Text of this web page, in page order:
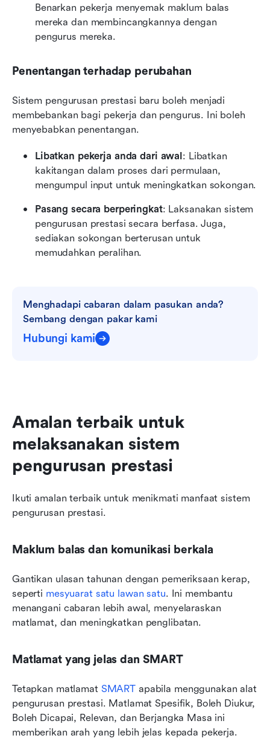
Benarkan pekerja menyemak maklum balas
mereka dan membincangkannya dengan
pengurus mereka.
Penentangan terhadap perubahan
Sistem pengurusan prestasi baru boleh menjadi
membebankan bagi pekerja dan pengurus. Ini boleh
menyebabkan penentangan.
Libatkan pekerja anda dari awal : Libatkan
kakitangan dalam proses dari permulaan,
mengumpul input untuk meningkatkan sokongan.
Pasang secara berperingkat: Laksanakan sistem
pengurusan prestasi secara berfasa. Juga,
sediakan sokongan berterusan untuk
memudahkan peralihan.
Menghadapi cabaran dalam pasukan anda?
Sembang dengan pakar kami
Hubungi kami
Amalan terbaik untuk
melaksanakan sistem
pengurusan prestasi
Ikuti amalan terbaik untuk menikmati manfaat sistem
pengurusan prestasi.
Maklum balas dan komunikasi berkala
Gantikan ulasan tahunan dengan pemeriksaan kerap,
seperti mesyuarat satu lawan satu. Ini membantu
menangani cabaran lebih awal, menyelaraskan
matlamat, dan meningkatkan penglibatan.
Matlamat yang jelas dan SMART
Tetapkan matlamat SMART apabila menggunakan alat
pengurusan prestasi. Matlamat Spesifik, Boleh Diukur,
Boleh Dicapai, Relevan, dan Berjangka Masa ini
memberikan arah yang lebih jelas kepada pekerja.